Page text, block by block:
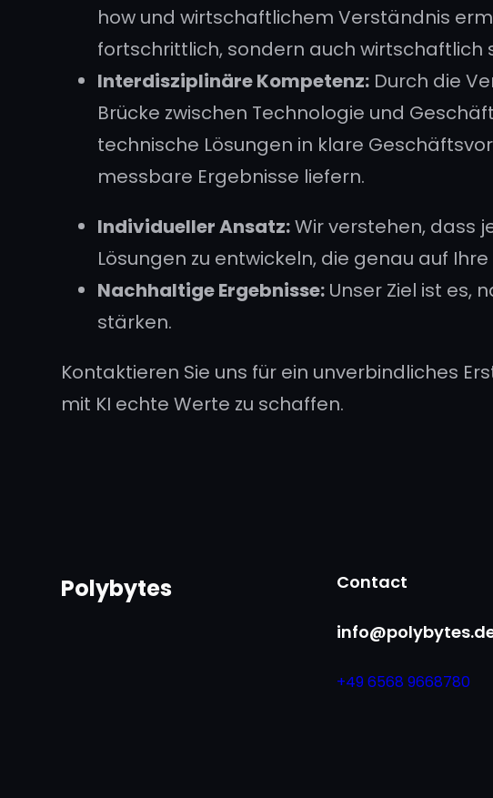
how und wirtschaftlichem Verständnis
fortschrittlich, sondern auch wirtschaftlich
Interdisziplinäre Kompetenz: Durch die
Brücke zwischen Technologie und
technische Lösungen in klare
messbare Ergebnisse liefern.
Individueller Ansatz:Wir verstehen, dass
Lösungen zu entwickeln, die genau auf
Nachhaltige Ergebnisse: Unser Ziel ist es,
stärken.
Kontaktieren Sie uns für ein unverbindliches
mit KI echte Werte zu schaffen.
Polybytes Contact
+49 6568 9668780